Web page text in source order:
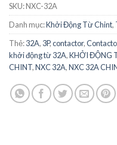
SKU:NXC-32A
Danh mục:Khởi Động Từ Chint,
Thẻ:32A, 3P,contactor,
khởi động từ 32A,KHỞI ĐỘNG
CHINT,NXC 32A,NXC 32A